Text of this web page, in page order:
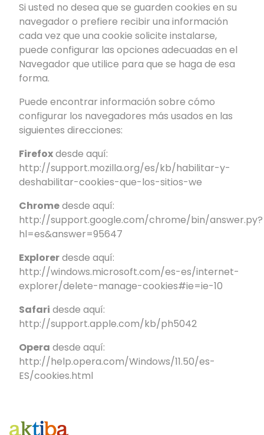
Si usted no desea que se guarden cookies en su
navegador o prefiere recibir una información
cada vez que una cookie solicite instalarse,
puede configurar las opciones adecuadas en el
Navegador que utilice para que se haga de esa
forma.
Puede encontrar información sobre cómo
configurar los navegadores más usados en las
siguientes direcciones:
Firefoxdesde aquí:
http://support.mozilla.org/es/kb/habilitar-y-
deshabilitar-cookies-que-los-sitios-we
Chromedesde aquí:
http://support.google.com/chrome/bin/answer.py?
hl=es&answer=95647
Explorerdesde aquí:
http://windows.microsoft.com/es-es/internet-
explorer/delete-manage-cookies#ie=ie-10
Safari desde aquí:
http://support.apple.com/kb/ph5042
Opera desde aquí:
http://help.opera.com/Windows/11.50/es-
ES/cookies.html